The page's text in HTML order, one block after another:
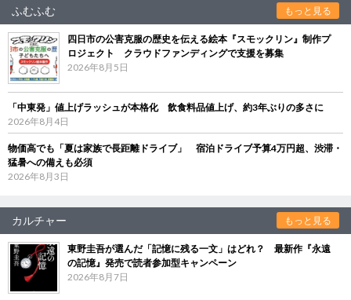
ふむふむ もっと見る
四日市の公害克服の歴史を伝える絵本『スモックリン』制作プ
ロジェクト クラウドファンディングで支援を募集
2026年8月5日
「中東発」値上げラッシュが本格化 飲食料品値上げ、約3年ぶりの多さに
2026年8月4日
物価高でも「夏は家族で長距離ドライブ」 宿泊ドライブ予算4万円超、渋滞・
猛暑への備えも必須
2026年8月3日
カルチャー もっと見る
東野圭吾が選んだ「記憶に残る一文」はどれ？ 最新作『永遠
の記憶』発売で読者参加型キャンペーン
2026年8月7日